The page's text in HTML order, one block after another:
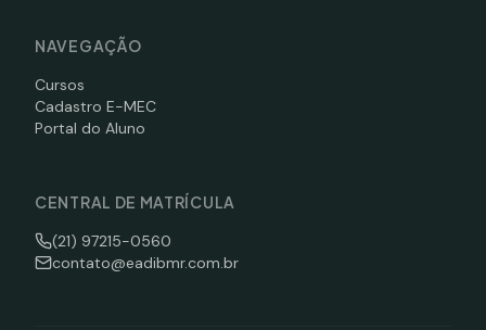
NAVEGAÇÃO
Cursos
Cadastro E-MEC
Portal do Aluno
CENTRAL DE MATRÍCULA
(21) 97215-0560
contato@eadibmr.com.br